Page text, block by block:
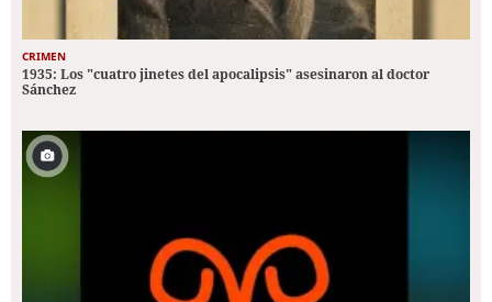
CRIMEN
1935: Los "cuatro jinetes del apocalipsis" asesinaron al doctor
Sánchez